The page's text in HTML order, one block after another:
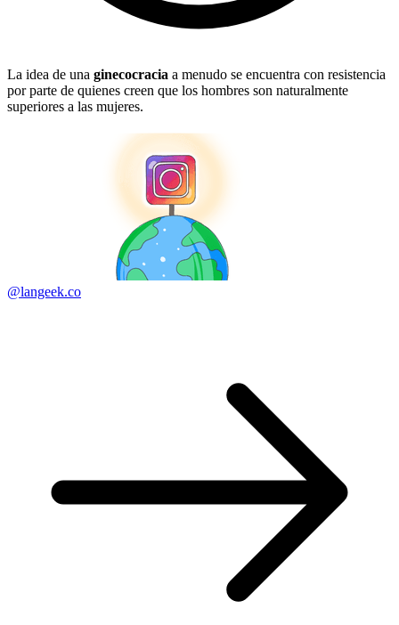
La idea de una ginecocracia a menudo se encuentra con resistencia
por parte de quienes creen que los hombres son naturalmente
superiores a las mujeres.
@langeek.co